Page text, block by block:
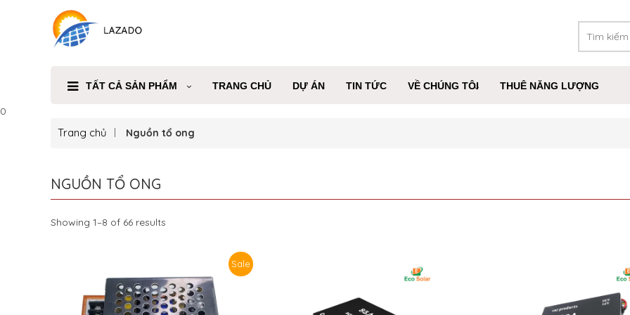
TẤT CẢ SẢN PHẨM TRANG CHỦ DỰ ÁN TIN TỨC VỀ CHÚNG TÔI THUÊ NĂNG LƯỢNG
0
Trang chủ Nguồn tổ ong
NGUỒN TỔ ONG
Showing 1–8 of 66 results
Sale